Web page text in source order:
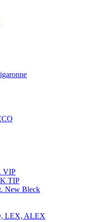
VIP
TIP
New Bleck
LEX, ALEX